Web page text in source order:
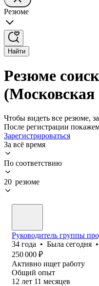
Резюме
Найти
Резюме
(Московская
Чтобы видеть все резюме,
После регистрации
Зарегистрироваться
За всё время
По соответствию
20 резюме
Руководитель группы
34 года • Была сегодня •
250 000 ₽
Активно ищет работу
Общий опыт
12 лет 11 месяцев